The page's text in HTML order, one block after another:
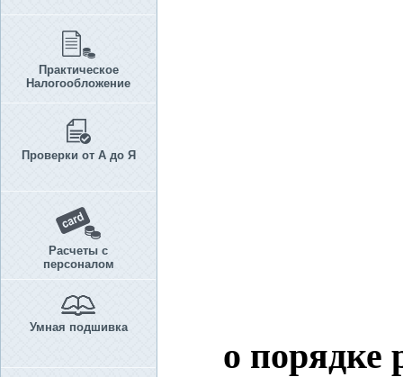
Практическое
Налогообложение
Проверки от А до Я
Расчеты с
персоналом
Умная подшивка
о порядке